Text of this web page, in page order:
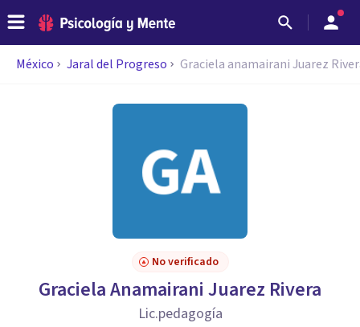
México Jaral del Progreso Graciela anamairani Juarez
No verificado
Graciela Anamairani Juarez Rivera
Lic.pedagogía